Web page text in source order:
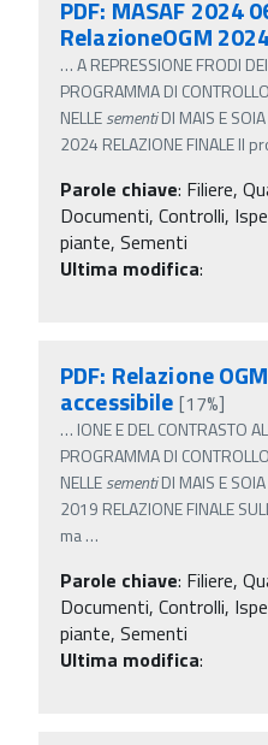
PDF: MASAF 2024
RelazioneOGM
…A REPRESSIONE FRODI
PROGRAMMA DI
NELLEsementiDI MAIS E SOIA
2024 RELAZIONE FINALE Il
Parole chiave: Filiere,
Documenti, Controlli,
piante, Sementi
Ultima modifica:
PDF: Relazione
accessibile [17%]
… IONE E DEL CONTRASTO
PROGRAMMA DI
NELLEsementiDI MAIS E SOIA
2019 RELAZIONE FINALE
ma…
Parole chiave: Filiere,
Documenti, Controlli,
piante, Sementi
Ultima modifica: